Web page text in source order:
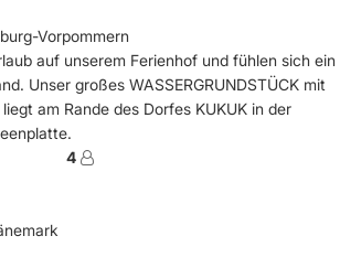
Vorpommern
auf unserem Ferienhof und fühlen sich ein
Unser großes WASSERGRUNDSTÜCK mit
am Rande des Dorfes KUKUK in der
4